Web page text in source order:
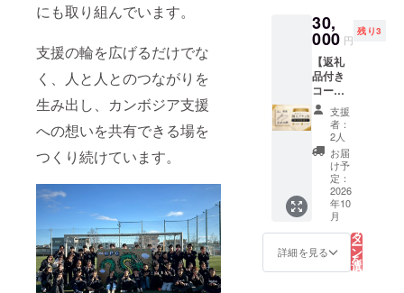
にも取り組んでいます。
支援の輪を広げるだけでな
く、人と人とのつながりを
生み出し、カンボジア支援
への想いを共有できる場を
つくり続けています。
陶器 ■
ランチ
バッグ
詳細 サ
イズ：
袋口幅
370mm
× 底幅
200mm
× 高さ
210mm
× マチ
170mm
素材：
綿100％
い特別
なアイ
テムと
して、
日常使
いはも
ちろ
ん、ス
ポーツ
観戦や
お出か
けの際
にもご
活用い
ただけ
ます。
皆様か
らのご
支援
せていただきま
球部公式グッズ
ロゴ入りマグ
カップ 1個 ・
筑波大学蹴球部
公式グッズ ロゴ
入りランチバッ
グ 1個 ・筑波
大学蹴球部公式
グッズ ロゴ入り
サコッシュ 1個
・谷口選手のお
報告メール（PV
終了報告書付
なって
おりま
す。 皆
様から
のご支
援は、
プロ
ジェク
トのた
めに大
切に使
わせて
いただ
きま
す。 ・
お礼
メール
30,
000 円
残り3
【返礼
品付き
コー
ス：個
人プラ
ンB】
筑波大
学蹴球
部出身
の「谷
口彰悟
選手」
のお礼
メッ
セージ
動画、
支援
者：
2人
お届
け予
定：
2026
年10
月
詳細を見る
リ
タ
ー
ン
を
選
択